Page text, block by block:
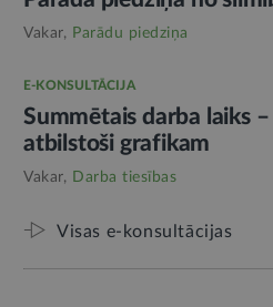
Vakar, Parādu piedziņa
E-KONSULTĀCIJA
Summētais darba laiks
atbilstoši grafikam
Vakar, Darba tiesības
Visas e-konsultācijas